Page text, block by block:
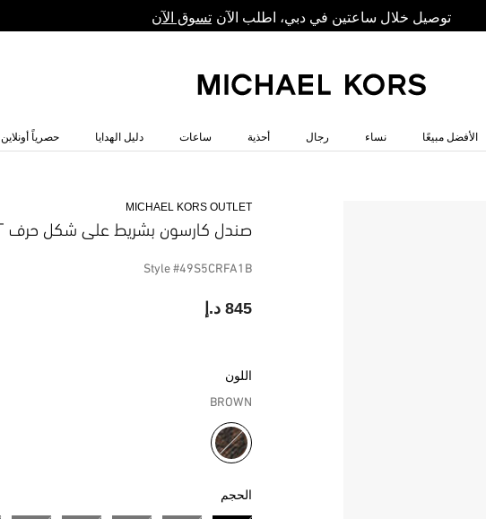
توصيل خلال ساعتين في دبي، اطلب الآن تسوق الآن
الأفضل مبيعًا نساء رجال أحذية ساعات دليل الهدايا حصرياً أونلاين
MICHAEL KORS OUTLET
صندل كارسون بشريط على شكل حرف T
Style #49S5CRFA1B
845 د.إ
اللون
BROWN
مختار
الحجم